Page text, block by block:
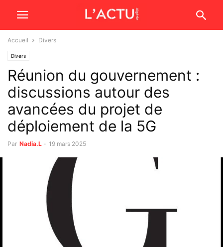
Accueil Divers
Divers
Réunion du gouvernement :
discussions autour des
avancées du projet de
déploiement de la 5G
Par Nadia.L - 19 mars 2025